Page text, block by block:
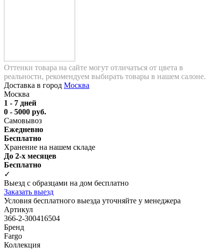
Оттенки товара на сайте могут отличаться от цвета в
реальности, рекомендуем выбирать товары в нашем салоне.
Доставка в город Москва
Москва
1 - 7 дней
0 - 5000 руб.
Самовывоз
Ежедневно
Бесплатно
Хранение на нашем складе
До 2-х месяцев
Бесплатно
✓
Выезд с образцами на дом бесплатно
Заказать выезд
Условия бесплатного выезда уточняйте у менеджера
Артикул
366-2-300416504
Бренд
Fargo
Коллекция